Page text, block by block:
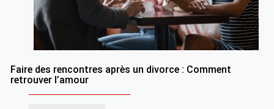
Faire des rencontres après un divorce : Comment
retrouver l’amour